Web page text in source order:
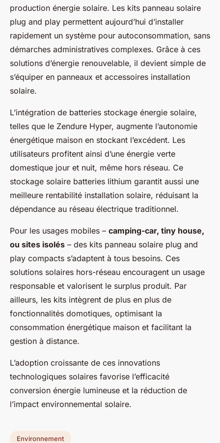
production énergie solaire. Les kits panneau solaire
plug and play permettent aujourd’hui d’installer
rapidement un système pour autoconsommation, sans
démarches administratives complexes. Grâce à ces
solutions d’énergie renouvelable, il devient simple de
s’équiper en panneaux et accessoires installation
solaire.
L’intégration de batteries stockage énergie solaire,
telles que le Zendure Hyper, augmente l’autonomie
énergétique maison en stockant l’excédent. Les
utilisateurs profitent ainsi d’une énergie verte
domestique jour et nuit, même hors réseau. Ce
stockage solaire batteries lithium garantit aussi une
meilleure rentabilité installation solaire, réduisant la
dépendance au réseau électrique traditionnel.
Pour les usages mobiles – camping-car, tiny house,
ou sites isolés – des kits panneau solaire plug and
play compacts s’adaptent à tous besoins. Ces
solutions solaires hors-réseau encouragent un usage
responsable et valorisent le surplus produit. Par
ailleurs, les kits intègrent de plus en plus de
fonctionnalités domotiques, optimisant la
consommation énergétique maison et facilitant la
gestion à distance.
L’adoption croissante de ces innovations
technologiques solaires favorise l’efficacité
conversion énergie lumineuse et la réduction de
l’impact environnemental solaire.
Environnement